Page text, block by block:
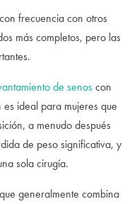
frecuencia con otros
más completos, pero las
de senoscon
ideal para mujeres que
a menudo después
de peso significativa, y
sola cirugía.
generalmente combina